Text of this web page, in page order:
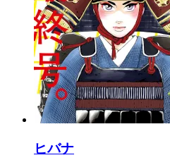
ヒバナ